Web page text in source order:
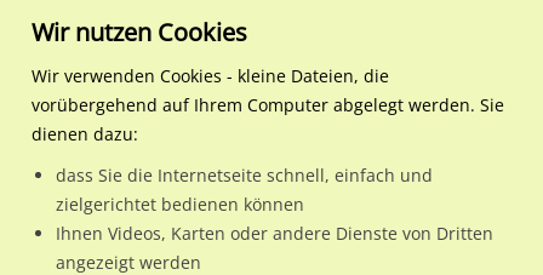
Regionale Plakatwerbung Rheinland-Pfalz
Bad Kreuznach, Stadt
Schwabenheimer Weg 3
Wir nutzen Cookies
Wir verwenden Cookies - kleine Dateien, die
vorübergehend auf Ihrem Computer abgelegt werden. Sie
dienen dazu:
dass Sie die Internetseite schnell, einfach und
zielgerichtet bedienen können
Ihnen Videos, Karten oder andere Dienste von Dritten
angezeigt werden